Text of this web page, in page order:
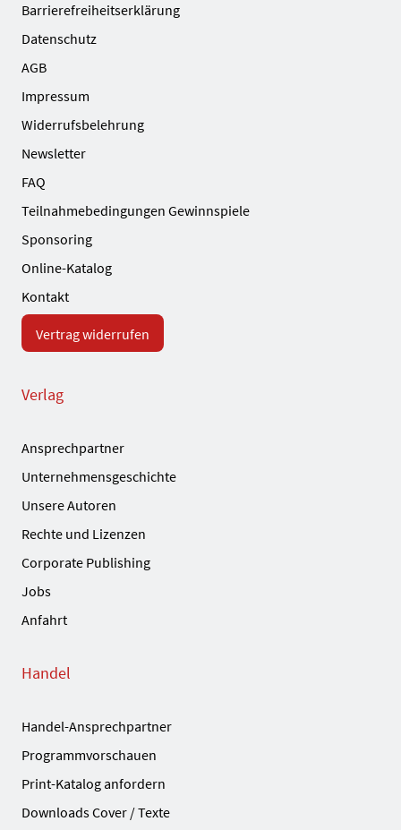
Barrierefreiheitserklärung
Datenschutz
AGB
Impressum
Widerrufsbelehrung
Newsletter
FAQ
Teilnahmebedingungen Gewinnspiele
Sponsoring
Online-Katalog
Kontakt
Vertrag widerrufen
Verlag
Ansprechpartner
Unternehmensgeschichte
Unsere Autoren
Rechte und Lizenzen
Corporate Publishing
Jobs
Anfahrt
Handel
Handel-Ansprechpartner
Programmvorschauen
Print-Katalog anfordern
Downloads Cover / Texte